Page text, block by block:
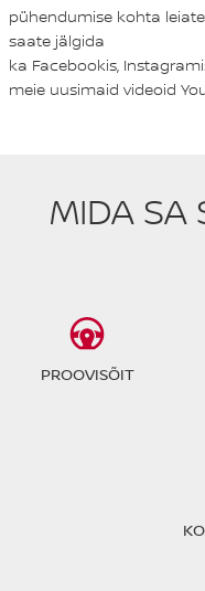
pühendumise kohta
saate jälgida
ka Facebookis,
meie uusimaid videoid
MIDA SA
PROOVISÕIT